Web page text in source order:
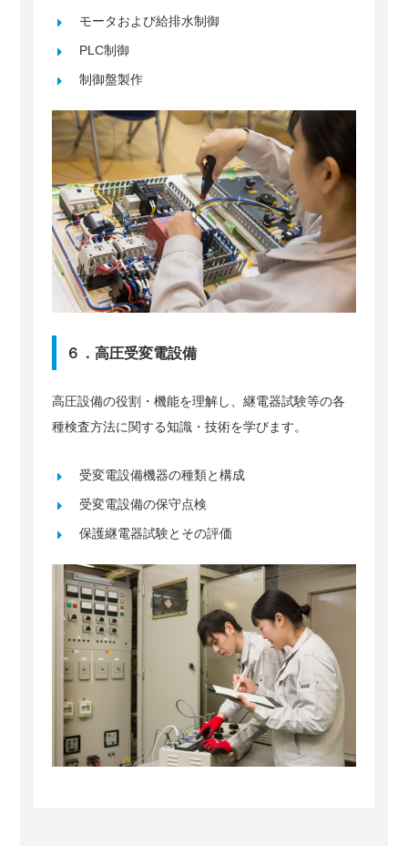
モータおよび給排水制御
PLC制御
制御盤製作
６．高圧受変電設備
高圧設備の役割・機能を理解し、継電器試験等の各
種検査方法に関する知識・技術を学びます。
受変電設備機器の種類と構成
受変電設備の保守点検
保護継電器試験とその評価